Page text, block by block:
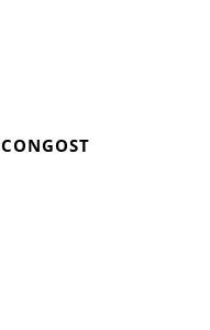
CONGOST